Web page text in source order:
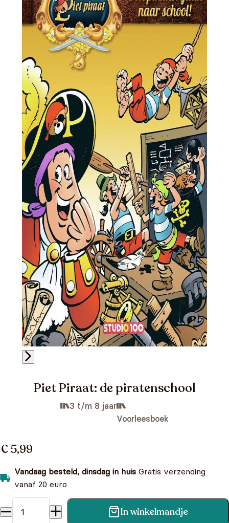
Piet Piraat: de piratenschool
3 t/m 8 jaar
Voorleesboek
€ 5,99
Vandaag besteld, dinsdag in huis Gratis verzending
vanaf 20 euro
Piet Piraat: de piratenschool aantalIn winkelmandje